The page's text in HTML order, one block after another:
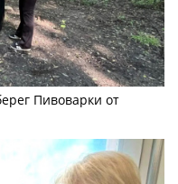
Пивоварки от